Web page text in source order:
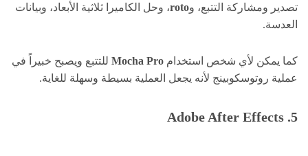
تصدير ومشاركة التتبع، وroto، وحل الكاميرا ثلاثية الأبعاد، وبيانات
العدسة.
كما يمكن لأي شخص استخدام Mocha Pro للتتبع ويصبح خبيراً في
عملية روتوسكوبينج لأنه يجعل العملية بسيطة وسهلة للغاية.
5. Adobe After Effects